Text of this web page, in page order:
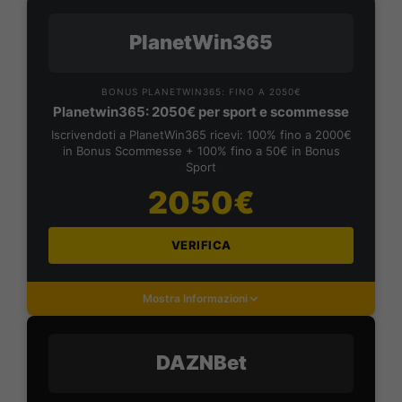
PlanetWin365
BONUS PLANETWIN365: FINO A 2050€
Planetwin365: 2050€ per sport e scommesse
Iscrivendoti a PlanetWin365 ricevi: 100% fino a 2000€
in Bonus Scommesse + 100% fino a 50€ in Bonus
Sport
2050€
VERIFICA
Mostra Informazioni
DAZNBet